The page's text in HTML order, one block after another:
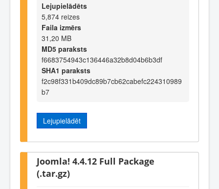
Lejupielādēts
5,874 reizes
Faila izmērs
31,20 MB
MD5 paraksts
f6683754943c136446a32b8d04b6b3df
SHA1 paraksts
f2c98f331b409dc89b7cb62cabefc224310989
b7
Lejupielādēt
Joomla! 4.4.12 Full Package
(.tar.gz)